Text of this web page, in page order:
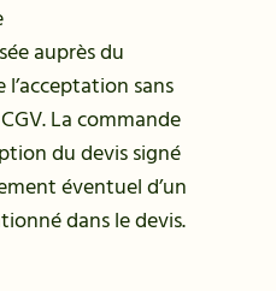
auprès du
sans
La commande
du devis signé
éventuel d’un
dans le devis.